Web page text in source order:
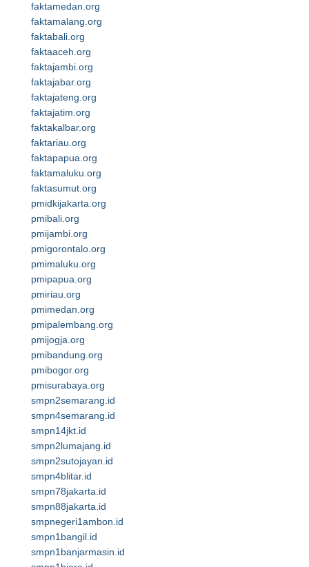
faktamedan.org
faktamalang.org
faktabali.org
faktaaceh.org
faktajambi.org
faktajabar.org
faktajateng.org
faktajatim.org
faktakalbar.org
faktariau.org
faktapapua.org
faktamaluku.org
faktasumut.org
pmidkijakarta.org
pmibali.org
pmijambi.org
pmigorontalo.org
pmimaluku.org
pmipapua.org
pmiriau.org
pmimedan.org
pmipalembang.org
pmijogja.org
pmibandung.org
pmibogor.org
pmisurabaya.org
smpn2semarang.id
smpn4semarang.id
smpn14jkt.id
smpn2lumajang.id
smpn2sutojayan.id
smpn4blitar.id
smpn78jakarta.id
smpn88jakarta.id
smpnegeri1ambon.id
smpn1bangil.id
smpn1banjarmasin.id